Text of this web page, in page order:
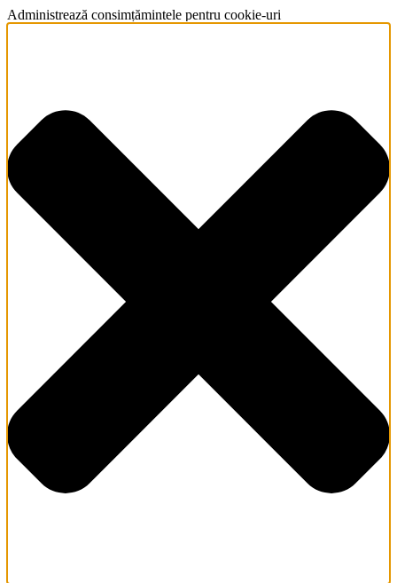
Administrează consimțămintele pentru cookie-uri